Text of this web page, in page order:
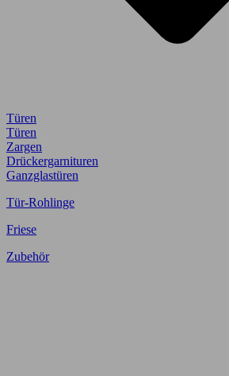
Türen
Türen
Zargen
Drückergarnituren
Ganzglastüren
Tür-Rohlinge
Friese
Zubehör